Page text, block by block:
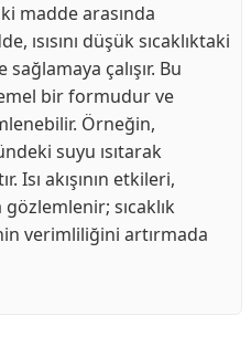
iki madde arasında
ısısını düşük sıcaklıktaki
çalışır. Bu
bir formudur ve
Örneğin,
suyu ısıtarak
Isı akışının etkileri,
sıcaklık
verimliliğini artırmada